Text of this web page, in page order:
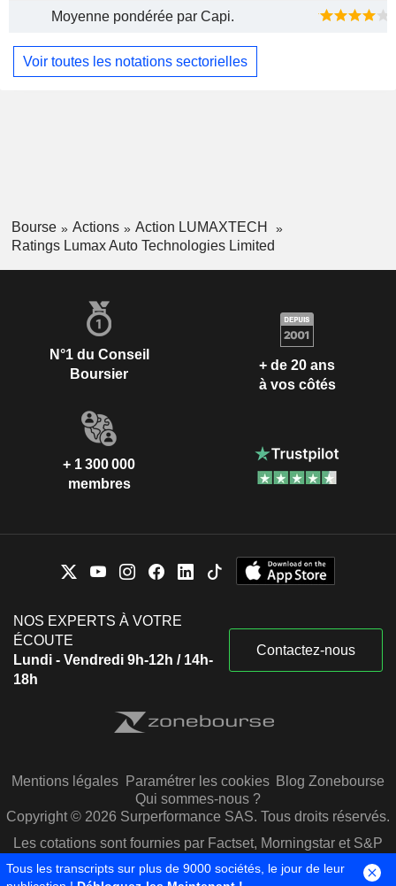
Moyenne pondérée par Capi.
Voir toutes les notations sectorielles
Bourse Actions
Action LUMAXTECH
Ratings Lumax Auto Technologies Limited
N°1 du Conseil
Boursier
+ de 20 ans
à vos côtés
+ 1 300 000
membres
NOS EXPERTS À VOTRE
ÉCOUTE
Lundi - Vendredi 9h-12h / 14h-
18h
Contactez-nous
Mentions légales Paramétrer les cookies Blog Zonebourse
Qui sommes-nous ?
Copyright © 2026 Surperformance SAS. Tous droits réservés.
Les cotations sont fournies par Factset, Morningstar et S&P
Capital IQ
Tous les transcripts sur plus de 9000 sociétés, le jour de leur